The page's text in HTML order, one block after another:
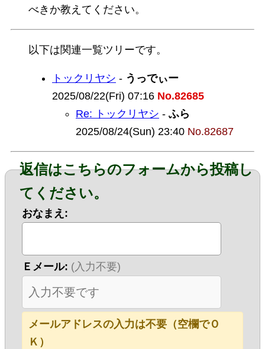
べきか教えてください。
以下は関連一覧ツリーです。
トックリヤシ - うっでぃー
2025/08/22(Fri) 07:16 No.82685
Re: トックリヤシ - ふら
2025/08/24(Sun) 23:40 No.82687
返信はこちらのフォームから投稿し
てください。
おなまえ:
Ｅメール: (入力不要)
メールアドレスの入力は不要（空欄でＯ
Ｋ）